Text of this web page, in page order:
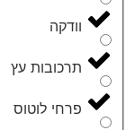
וודקה
תרכובות עץ
פרחי לוטוס